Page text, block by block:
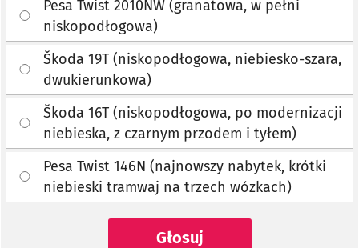
Pesa Twist 2010NW (granatowa, w pełni
niskopodłogowa)
Škoda 19T (niskopodłogowa, niebiesko-szara,
dwukierunkowa)
Škoda 16T (niskopodłogowa, po modernizacji
niebieska, z czarnym przodem i tyłem)
Pesa Twist 146N (najnowszy nabytek, krótki
niebieski tramwaj na trzech wózkach)
Głosuj